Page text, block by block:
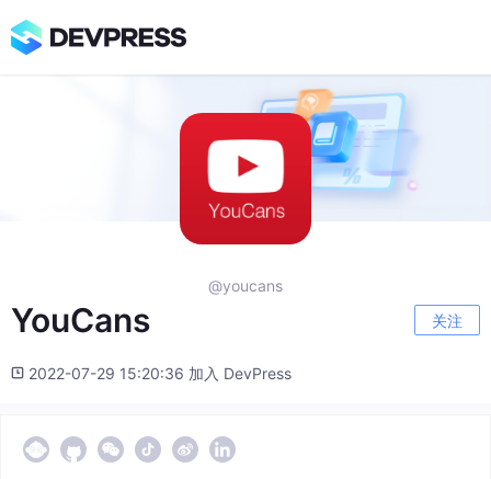
@youcans
YouCans 关注
2022-07-29 15:20:36 加入 DevPress